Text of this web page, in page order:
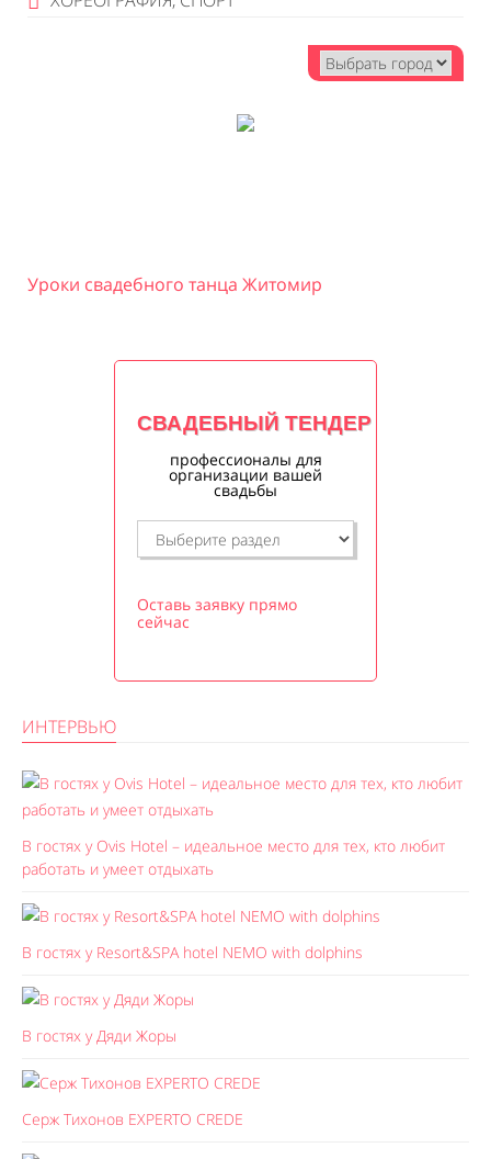
Уроки свадебного танца Житомир
СВАДЕБНЫЙ ТЕНДЕР
профессионалы для
организации вашей
свадьбы
Оставь заявку прямо
сейчас
ИНТЕРВЬЮ
В гостях у Ovis Hotel – идеальное место для тех, кто любит
работать и умеет отдыхать
В гостях у Resort&SPA hotel NEMO with dolphins
В гостях у Дяди Жоры
Серж Тихонов EXPERTO CREDE